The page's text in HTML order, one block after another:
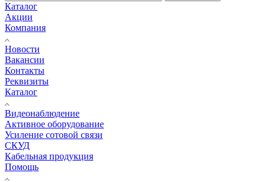
Каталог
Акции
Компания
Новости
Вакансии
Контакты
Реквизиты
Каталог
Видеонаблюдение
Активное оборудование
Усиление сотовой связи
СКУД
Кабельная продукция
Помощь